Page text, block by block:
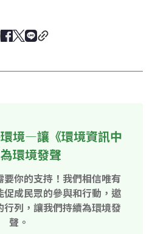
境—讓《環境資訊中
環境發聲
要你的支持！我們相信唯有
促成民眾的參與和行動，邀
列，讓我們持續為環境發
聲。